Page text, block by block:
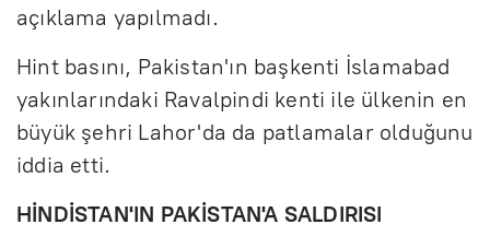
açıklama yapılmadı.
Hint basını, Pakistan'ın başkenti İslamabad
yakınlarındaki Ravalpindi kenti ile ülkenin en
büyük şehri Lahor'da da patlamalar olduğunu
iddia etti.
HİNDİSTAN'IN PAKİSTAN'A SALDIRISI